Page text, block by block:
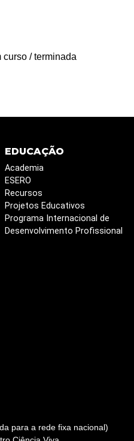
curso / terminada
EDUCAÇÃO
Academia
ESERO
Recursos
Projetos Educativos
Programa Internacional de
Desenvolvimento Profissional
para a rede fixa nacional)